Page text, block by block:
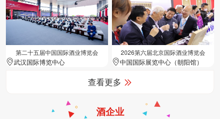
第二十五届中国国际酒业博览会
武汉国际博览中心
2026第六届北京国际酒业博览会
中国国际展览中心（朝阳馆）
查看更多
酒企业